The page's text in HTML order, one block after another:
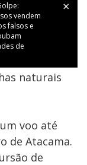
vendem
falsos e
de
o
na
de
por
naturais
voo até
de Atacama.
de